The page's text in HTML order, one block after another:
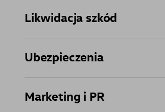
Likwidacja szkód
Ubezpieczenia
Marketing i PR